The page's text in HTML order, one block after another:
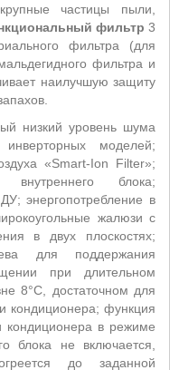
частицы пыли,
фильтр 3
фильтра (для
фильтра и
наилучшую защиту
низкий уровень шума
моделей;
«Smart-Ion Filter»;
блока;
энергопотребление в
жалюзи с
в двух плоскостях;
для поддержания
при длительном
8°С, достаточном для
кондиционера; функция
кондиционера в режиме
блока не включается,
до заданной